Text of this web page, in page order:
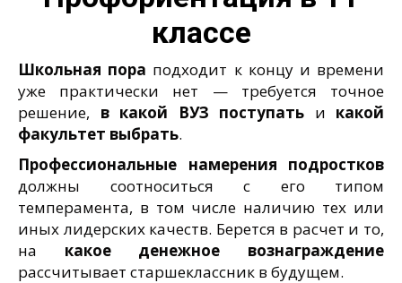
классе
Школьная пора подходит к концу и времени
уже практически нет — требуется точное
решение, в какой ВУЗ поступать и какой
факультет выбрать.
Профессиональные намерения подростков
должны соотноситься с его типом
темперамента, в том числе наличию тех или
иных лидерских качеств. Берется в расчет и то,
на какое денежное вознаграждение
рассчитывает старшеклассник в будущем.